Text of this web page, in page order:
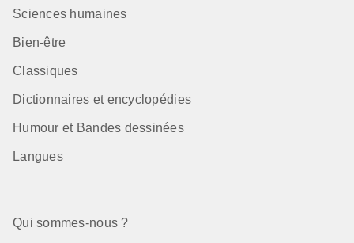
Sciences humaines
Bien-être
Classiques
Dictionnaires et encyclopédies
Humour et Bandes dessinées
Langues
Qui sommes-nous ?